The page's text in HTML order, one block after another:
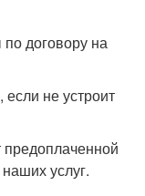
договору на
не устроит
предоплаченной
услуг.